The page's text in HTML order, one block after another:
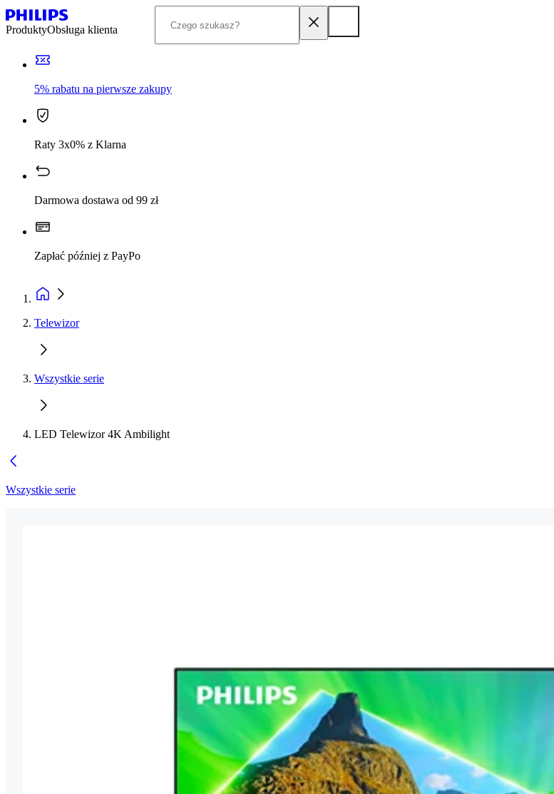
ProduktyObsługa klienta
5% rabatu na pierwsze zakupy
Raty 3x0% z Klarna
Darmowa dostawa od 99 zł
Zapłać później z PayPo
Telewizor
Wszystkie serie
LED Telewizor 4K Ambilight
Wszystkie serie